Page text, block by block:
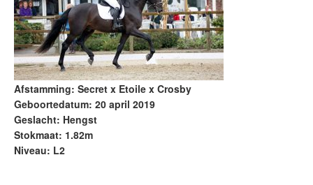
Afstamming: Secret x Etoile x Crosby
Geboortedatum: 20 april 2019
Geslacht: Hengst
Stokmaat: 1.82m
Niveau: L2